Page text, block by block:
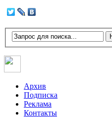
Архив
Подписка
Реклама
Контакты